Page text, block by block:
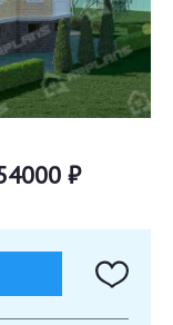
₽
данных
данных
PolicyandTerms of Service